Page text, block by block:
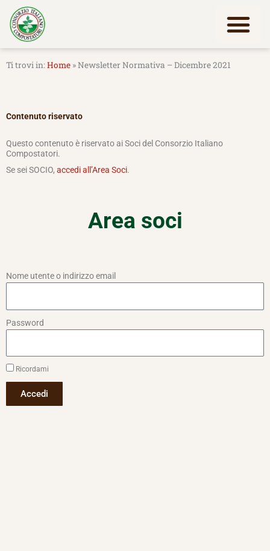
contenuto
Home »Newsletter Normativa – Dicembre 2021
Contenuto riservato
Questo contenuto è riservato ai Soci del Consorzio Italiano
Compostatori.
Se sei SOCIO, accedi all’Area Soci.
Area soci
Nome utente o indirizzo email
Password
Ricordami
Accedi